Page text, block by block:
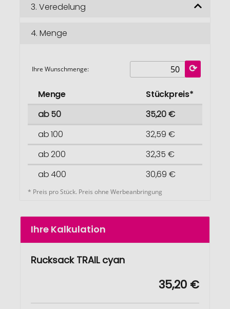
3. Veredelung
4. Menge
Ihre Wunschmenge:
Menge
Stückpreis*
ab 50
35,20 €
ab 100
32,59 €
ab 200
32,35 €
ab 400
30,69 €
* Preis pro Stück. Preis ohne Werbeanbringung
Ihre Kalkulation
Rucksack TRAIL cyan
35,20 €